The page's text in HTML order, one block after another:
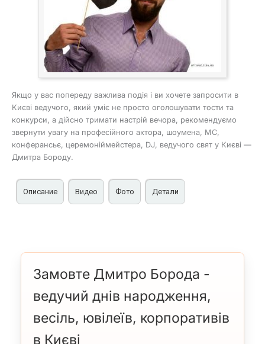
Якщо у вас попереду важлива подія і ви хочете запросити в
Києві ведучого, який уміє не просто оголошувати тости та
конкурси, а дійсно тримати настрій вечора, рекомендуємо
звернути увагу на професійного актора, шоумена, MC,
конферансьє, церемоніймейстера, DJ, ведучого свят у Києві —
Дмитра Бороду.
Описание Видео Фото Детали
професійну організацію програми. Його сильна сторона
— універсальність. Він може провести як яскраве й
емоційне свято з активною аудиторією, так і більш
статусний захід, де особливо важливі почуття міри,
інтелігентна подача та правильний ритм вечора.
доручити Event-ArtMuz повну організацію та
проведення вашої події від А до Я, наприклад
народження, ювілеюабо іншого заходу.
Замовте Дмитро Борода -
ведучий днів народження,
весіль, ювілеїв, корпоративів
в Києві